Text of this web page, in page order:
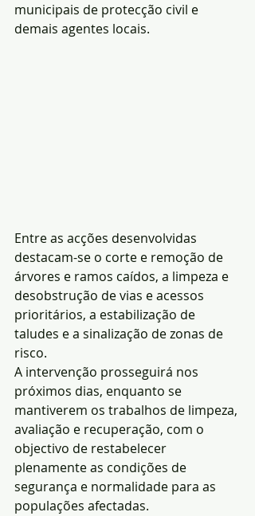
municipais de protecção civil e
demais agentes locais.
Entre as acções desenvolvidas
destacam-se o corte e remoção de
árvores e ramos caídos, a limpeza e
desobstrução de vias e acessos
prioritários, a estabilização de
taludes e a sinalização de zonas de
risco.
A intervenção prosseguirá nos
próximos dias, enquanto se
mantiverem os trabalhos de limpeza,
avaliação e recuperação, com o
objectivo de restabelecer
plenamente as condições de
segurança e normalidade para as
populações afectadas.